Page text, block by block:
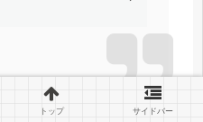
トップ サイドバー